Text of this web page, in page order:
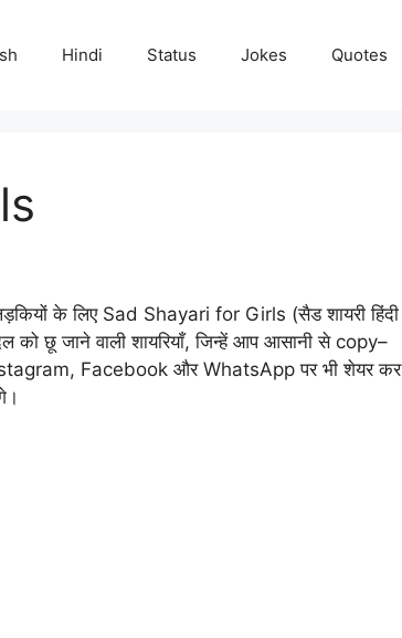
Hindi Status Jokes Quotes
के लिए Sad Shayari for Girls (सैड शायरी हिंदी
छू जाने वाली शायरियाँ, जिन्हें आप आसानी से copy–
Facebook और WhatsApp पर भी शेयर कर